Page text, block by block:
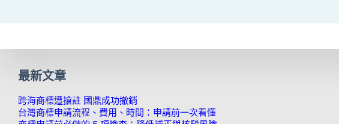
最新文章
跨海商標遭搶註 國鼎成功撤銷
台灣商標申請流程、費用、時間：申請前一次看懂